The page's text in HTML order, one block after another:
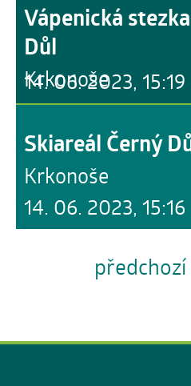
14. 06. 2023, 15:19
Vápenická
Důl
Krkonoše
14. 06. 2023, 15:16
Skiareál Černý
Krkonoše
předchozí